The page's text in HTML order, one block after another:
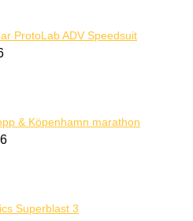
ProtoLab ADV Speedsuit
& Köpenhamn marathon
Superblast 3